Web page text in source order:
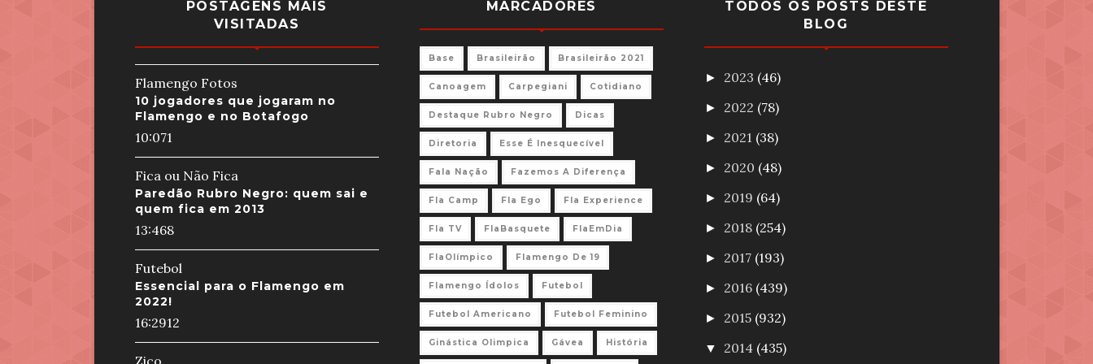
POSTAGENS MAIS
VISITADAS
Flamengo Fotos
10 jogadores que jogaram no
Flamengo e no Botafogo
10:071
Fica ou Não Fica
Paredão Rubro Negro: quem sai e
quem fica em 2013
13:468
Futebol
Essencial para o Flamengo em
2022!
16:2912
Zico
MARCADORES
Base Brasileirão Brasileirão 2021
Canoagem Carpegiani Cotidiano
Destaque Rubro Negro Dicas
Diretoria Esse É Inesquecível
Fala Nação Fazemos A Diferença
Fla Camp Fla Ego Fla Experience
Fla TV FlaBasquete FlaEmDia
FlaOlímpico Flamengo De 19
Flamengo Ídolos Futebol
Futebol Americano Futebol Feminino
Ginástica Olimpica Gávea História
TODOS OS POSTS DESTE
BLOG
► 2023 (46)
► 2022 (78)
► 2021 (38)
► 2020 (48)
► 2019 (64)
► 2018 (254)
► 2017 (193)
► 2016 (439)
► 2015 (932)
▼ 2014 (435)